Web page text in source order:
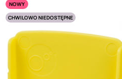
NOWY
CHWILOWO NIEDOSTĘPNE